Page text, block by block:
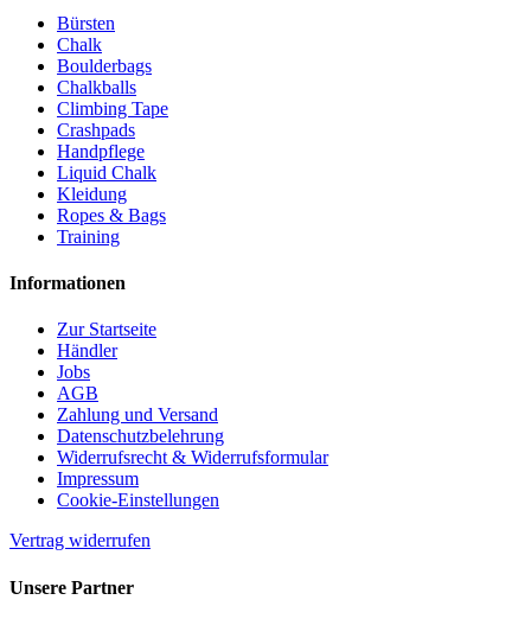
Bürsten
Chalk
Boulderbags
Chalkballs
Climbing Tape
Crashpads
Handpflege
Liquid Chalk
Kleidung
Ropes & Bags
Training
Informationen
Zur Startseite
Händler
Jobs
AGB
Zahlung und Versand
Datenschutzbelehrung
Widerrufsrecht & Widerrufsformular
Impressum
Cookie-Einstellungen
Vertrag widerrufen
Unsere Partner